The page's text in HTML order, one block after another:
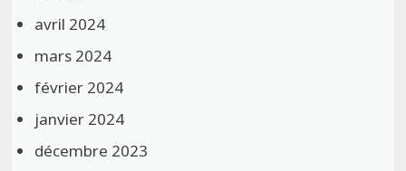
avril 2024
mars 2024
février 2024
janvier 2024
décembre 2023